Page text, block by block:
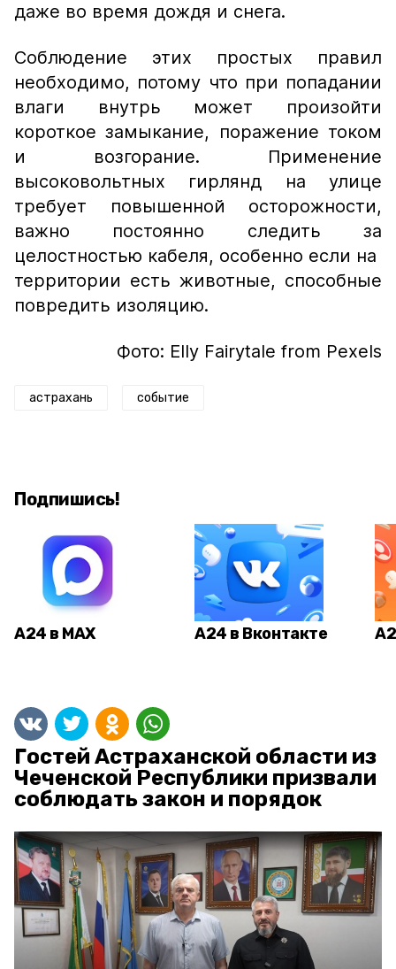
даже во время дождя и снега.
Соблюдение этих простых правил
необходимо, потому что при попадании
влаги внутрь может произойти
короткое замыкание, поражение током
и возгорание. Применение
высоковольтных гирлянд на улице
требует повышенной осторожности,
важно постоянно следить за
целостностью кабеля, особенно если на
территории есть животные, способные
повредить изоляцию.
Фото: Elly Fairytale from Pexels
астрахань событие
Подпишись!
А24 в MAX А24 в Вконтакте
Гостей Астраханской области из
Чеченской Республики призвали
соблюдать закон и порядок